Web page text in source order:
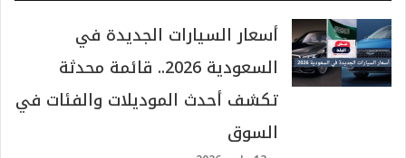
أسعار السيارات الجديدة في
السعودية 2026.. قائمة محدثة
تكشف أحدث الموديلات والفئات في
السوق